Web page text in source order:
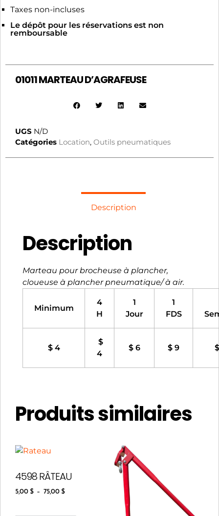
Taxes non-incluses
Le dépôt pour les réservations est non
remboursable
01011 MARTEAU D’AGRAFEUSE
UGS N/D
Catégories Location, Outils pneumatiques
Description
Description
Marteau pour brocheuse à plancher,
cloueuse à plancher pneumatique/ à air.
Minimum
4
H
1
Jour
1
FDS
$ 4
$
4
$ 6 $ 9
Produits similaires
4598 RÂTEAU
5,00 $ – 75,00 $